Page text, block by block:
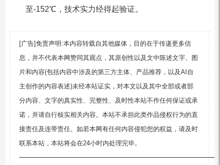
至-152℃，技术实力经得起验证。
[广告]免责声明:本内容转载自其他媒体，目的在于传递更多信
息，并不代表本网赞同其观点，其原创性以及文中陈述文字、图
片和内容(包括内容中涉及的第三方主体、产品推荐，以及AI自
主创作的内容表述)未经本站证实，对本文以及其中全部或者部
分内容、文字的真实性、完整性、及时性本站不作任何保证或承
诺，并请自行核实相关内容。本站不承担此类作品侵权行为的直
接责任及连带责任。如若本网有任何内容侵犯您的权益，请及时
联系本站，本站将会在24小时内处理完毕。